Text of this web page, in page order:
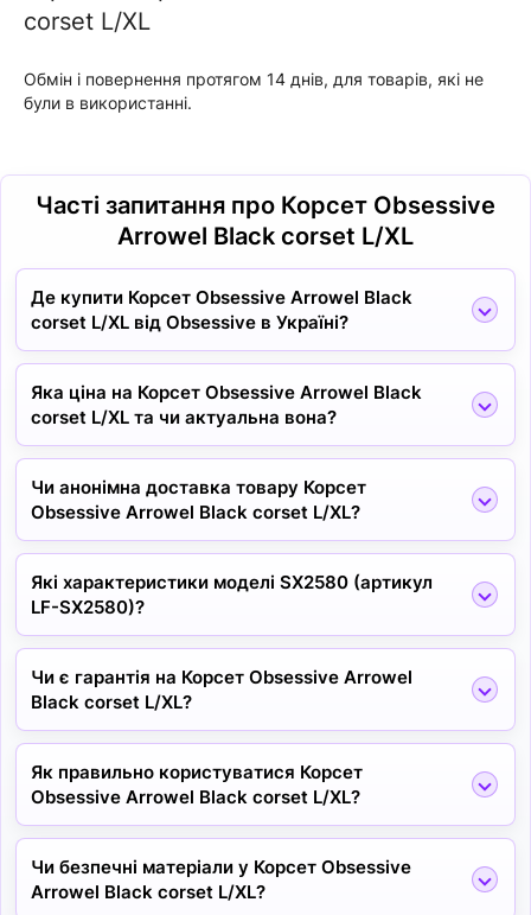
corset L/XL
Обмін і повернення протягом 14 днів, для товарів, які не
були в використанні.
Часті запитання про Корсет Obsessive
Arrowel Black corset L/XL
Де купити Корсет Obsessive Arrowel Black
corset L/XL від Obsessive в Україні?
Яка ціна на Корсет Obsessive Arrowel Black
corset L/XL та чи актуальна вона?
Чи анонімна доставка товару Корсет
Obsessive Arrowel Black corset L/XL?
Які характеристики моделі SX2580 (артикул
LF-SX2580)?
Чи є гарантія на Корсет Obsessive Arrowel
Black corset L/XL?
Як правильно користуватися Корсет
Obsessive Arrowel Black corset L/XL?
Чи безпечні матеріали у Корсет Obsessive
Arrowel Black corset L/XL?